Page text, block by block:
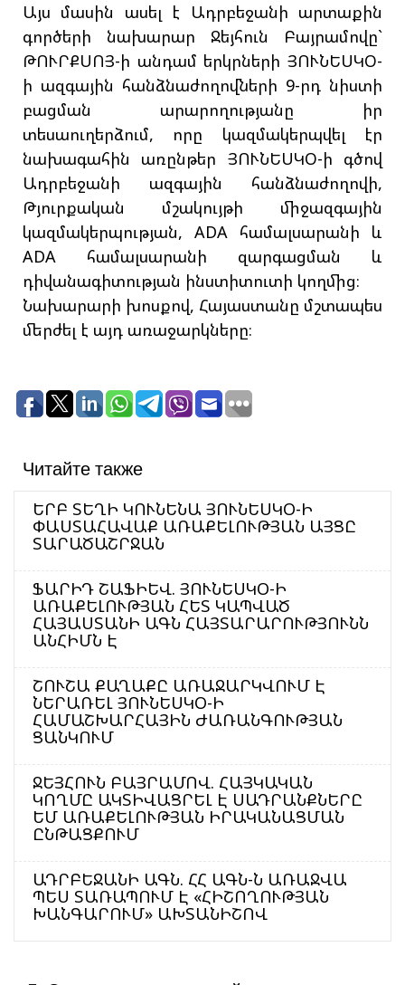
Այս մասին ասել է Ադրբեջանի արտաքին
գործերի նախարար Ջեյհուն Բայրամովը`
ԹՈՒՐՔՍՈՅ-ի անդամ երկրների ՅՈՒՆԵՍԿՕ-
ի ազգային հանձնաժողովների 9-րդ նիստի
բացման արարողությանը իր
տեսաուղերձում, որը կազմակերպվել էր
նախագահին առընթեր ՅՈՒՆԵՍԿՕ-ի գծով
Ադրբեջանի ազգային հանձնաժողովի,
Թյուրքական մշակույթի միջազգային
կազմակերպության, ADA համալսարանի և
ADA համալսարանի զարգացման և
դիվանագիտության ինստիտուտի կողմից։
Նախարարի խոսքով, Հայաստանը մշտապես
մերժել է այդ առաջարկները։
Читайте также
ԵՐԲ ՏԵՂԻ ԿՈՒՆԵՆԱ ՅՈՒՆԵՍԿՕ-Ի
ՓԱՍՏԱՀԱՎԱՔ ԱՌԱՔԵԼՈՒԹՅԱՆ ԱՅՑԸ
ՏԱՐԱԾԱՇՐՋԱՆ
ՖԱՐԻԴ ՇԱՖԻԵՎ. ՅՈՒՆԵՍԿՕ-Ի
ԱՌԱՔԵԼՈՒԹՅԱՆ ՀԵՏ ԿԱՊՎԱԾ
ՀԱՅԱՍՏԱՆԻ ԱԳՆ ՀԱՅՏԱՐԱՐՈՒԹՅՈՒՆՆ
ԱՆՀԻՄՆ Է
ՇՈՒՇԱ ՔԱՂԱՔԸ ԱՌԱՋԱՐԿՎՈՒՄ Է
ՆԵՐԱՌԵԼ ՅՈՒՆԵՍԿՕ-Ի
ՀԱՄԱՇԽԱՐՀԱՅԻՆ ԺԱՌԱՆԳՈՒԹՅԱՆ
ՑԱՆԿՈՒՄ
ՋԵՅՀՈՒՆ ԲԱՅՐԱՄՈՎ. ՀԱՅԿԱԿԱՆ
ԿՈՂՄԸ ԱԿՏԻՎԱՑՐԵԼ Է ՍԱԴՐԱՆՔՆԵՐԸ
ԵՄ ԱՌԱՔԵԼՈՒԹՅԱՆ ԻՐԱԿԱՆԱՑՄԱՆ
ԸՆԹԱՑՔՈՒՄ
ԱԴՐԲԵՋԱՆԻ ԱԳՆ. ՀՀ ԱԳՆ-Ն ԱՌԱՋՎԱ
ՊԵՍ ՏԱՌԱՊՈՒՄ Է «ՀԻՇՈՂՈՒԹՅԱՆ
ԽԱՆԳԱՐՈՒՄ» ԱԽՏԱՆԻՇՈՎ